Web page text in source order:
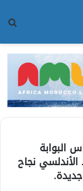
البوابة
نجاح